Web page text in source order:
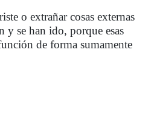
o extrañar cosas externas
y se han ido, porque esas
de forma sumamente